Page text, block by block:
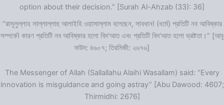
option about their decision.” [Surah Al-Ahzab (33): 36]
“রাসূলুল্লাহ সাল্লাল্লাহু আলাইহি ওয়াসাল্লাম বলেছেন, সাবধান! (ধর্মে) প্রতিটি নব আবিষ্কার
সম্পর্কে! কারণ প্রতিটি নব আবিষ্কার হলো বিদ‘আত এবং প্রতিটি বিদ‘আত হলো ভ্রষ্টতা।” [আবূ
দাউদ: ৪৬০৭; তিরমিজী: ২৬৭৬]
The Messenger of Allah (Sallallahu Alaihi Wasallam) said: “Every
innovation is misguidance and going astray” [Abu Dawood: 4607;
Thirmidhi: 2676]